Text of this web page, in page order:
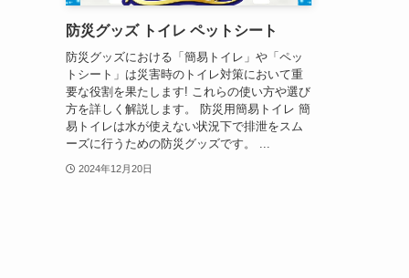
防災グッズ トイレ ペットシート
防災グッズにおける「簡易トイレ」や「ペッ
トシート」は災害時のトイレ対策において重
要な役割を果たします! これらの使い方や選び
方を詳しく解説します。 防災用簡易トイレ 簡
易トイレは水が使えない状況下で排泄をスム
ーズに行うための防災グッズです。 ...
2024年12月20日